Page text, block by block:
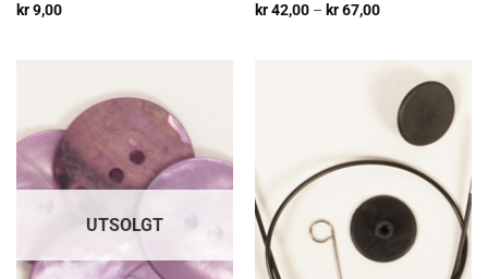
kr9,00
kr42,00 – kr67,00Prisområde:
UTSOLGT